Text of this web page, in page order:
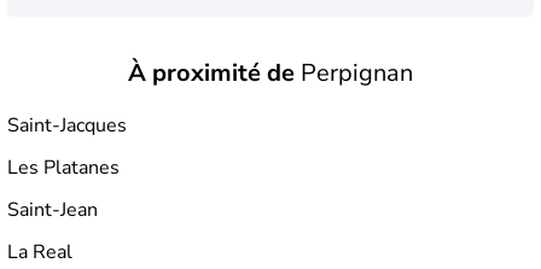
À proximité de Perpignan
Saint-Jacques
Les Platanes
Saint-Jean
La Real